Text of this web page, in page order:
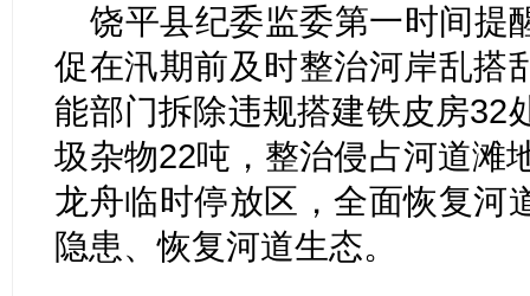
饶平县纪委监委第一时间提
促在汛期前及时整治河岸乱搭
能部门拆除违规搭建铁皮房32
圾杂物22吨，整治侵占河道滩
龙舟临时停放区，全面恢复河
隐患、恢复河道生态。